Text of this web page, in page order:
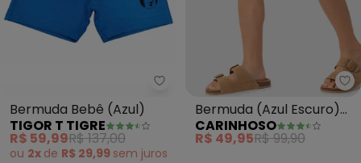
Tigor T Tigre - Bermuda Bebê
Bermuda Bebê (Azul)
TIGOR T TIGRE
R$ 59,99R$ 137,00
ou 2x de R$ 29,99 sem juros
Bermuda (Azul Escuro)
Boardshort Folhagens
Menino
CARINHOSO
R$ 49,95R$ 99,90